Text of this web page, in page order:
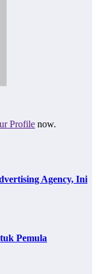
Profile now.
Agency, Ini
Pemula